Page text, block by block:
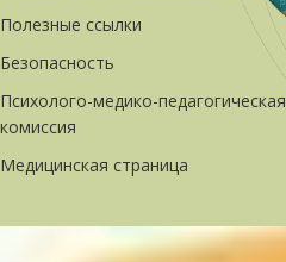
Полезные ссылки
Безопасность
Психолого-медико-педагогическая
комиссия
Медицинская страница